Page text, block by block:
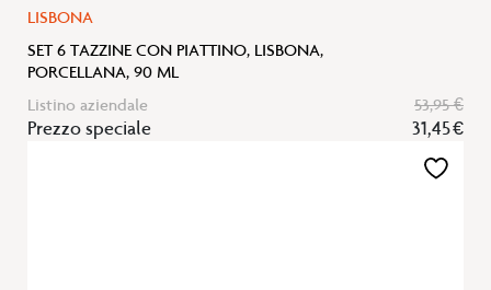
LISBONA
SET 6 TAZZINE CON PIATTINO, LISBONA,
PORCELLANA, 90 ML
Listino aziendale
53,95 €
Prezzo speciale 31,45 €
Aggiungi